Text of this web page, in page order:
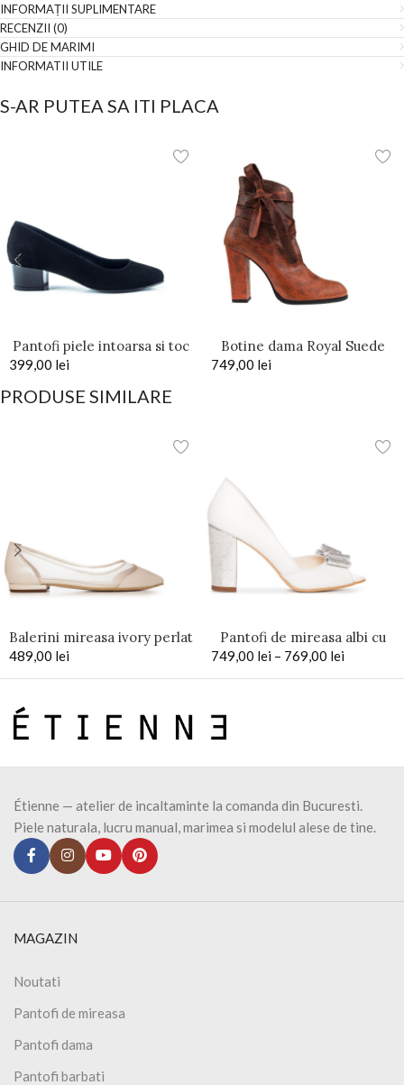
INFORMAȚII SUPLIMENTARE
RECENZII (0)
GHID DE MARIMI
INFORMATII UTILE
S-AR PUTEA SA ITI PLACA
Pantofi piele intoarsa si toc
mic patrat Sonya
399,00 lei
Botine dama Royal Suede
Snake Print din piele
749,00 lei
PRODUSE SIMILARE
Balerini mireasa ivory perlat
489,00 lei
Pantofi de mireasa albi cu
toc gros si funda argintie
Chic
749,00 lei – 769,00 lei
Étienne — atelier de incaltaminte la comanda din Bucuresti.
Piele naturala, lucru manual, marimea si modelul alese de tine.
MAGAZIN
Noutati
Pantofi de mireasa
Pantofi dama
Pantofi barbati